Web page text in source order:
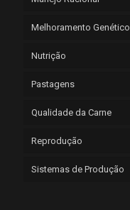
Melhoramento Genético
Nutrição
Pastagens
Qualidade da Carne
Reprodução
Sistemas de Produção